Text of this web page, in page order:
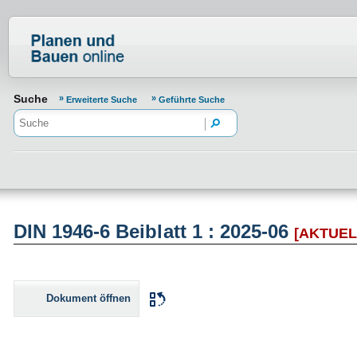
Suche Erweiterte Suche Geführte Suche
DIN 1946-6 Beiblatt 1 : 2025-06
Dokument öffnen